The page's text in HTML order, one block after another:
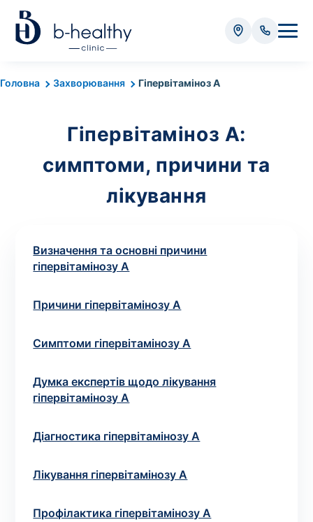
Головна Захворювання Гіпервітаміноз А
Гіпервітаміноз А:
симптоми, причини та
лікування
Визначення та основні причини
гіпервітамінозу А
Причини гіпервітамінозу А
Симптоми гіпервітамінозу А
Думка експертів щодо лікування
гіпервітамінозу А
Діагностика гіпервітамінозу А
Лікування гіпервітамінозу А
Профілактика гіпервітамінозу А
Аналізи
Вартість забору крові - 50 грн
Вартість забору біоматеріалу (крім крові) - від
35 грн
потрібний. Виняток становлять мазки та
виконує лікар – необхідийзапис до фахівця
Аналіз вдома
Ваше ім'я*